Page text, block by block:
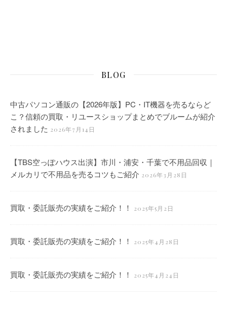
BLOG
中古パソコン通販の【2026年版】PC・IT機器を売るならど
こ？信頼の買取・リユースショップまとめでブルームが紹介
されました 2026年7月14日
【TBS空っぽハウス出演】市川・浦安・千葉で不用品回収｜
メルカリで不用品を売るコツもご紹介 2026年3月28日
買取・委託販売の実績をご紹介！！ 2025年5月2日
買取・委託販売の実績をご紹介！！ 2025年4月28日
買取・委託販売の実績をご紹介！！ 2025年4月24日